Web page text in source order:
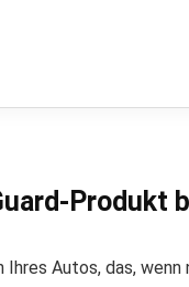
Produkt
Autos, das,